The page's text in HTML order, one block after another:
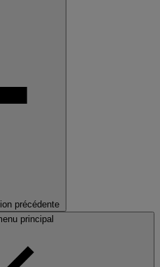
précédente
principal